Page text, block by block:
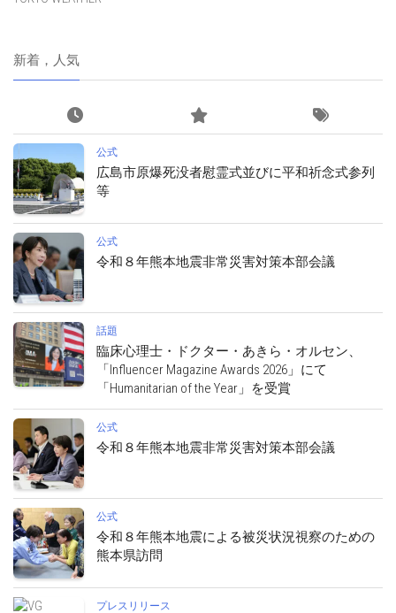
新着，人気
公式
広島市原爆死没者慰霊式並びに平和祈念式参列
等
公式
令和８年熊本地震非常災害対策本部会議
話題
臨床心理士・ドクター・あきら・オルセン、
「Influencer Magazine Awards 2026」にて
「Humanitarian of the Year」を受賞
公式
令和８年熊本地震非常災害対策本部会議
公式
令和８年熊本地震による被災状況視察のための
熊本県訪問
プレスリリース